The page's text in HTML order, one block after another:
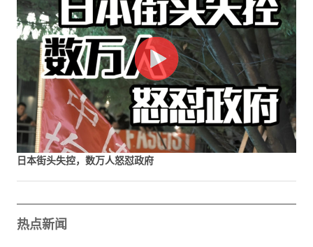
日本街头失控，数万人怒怼政府
热点新闻